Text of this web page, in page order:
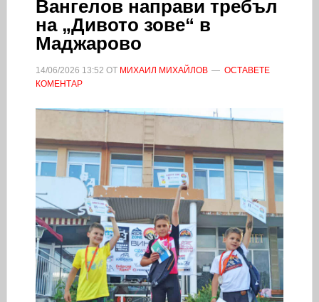
Вангелов направи требъл
на „Дивото зове“ в
Маджарово
14/06/2026 13:52 ОТ МИХАИЛ МИХАЙЛОВ
ОСТАВЕТЕ
КОМЕНТАР